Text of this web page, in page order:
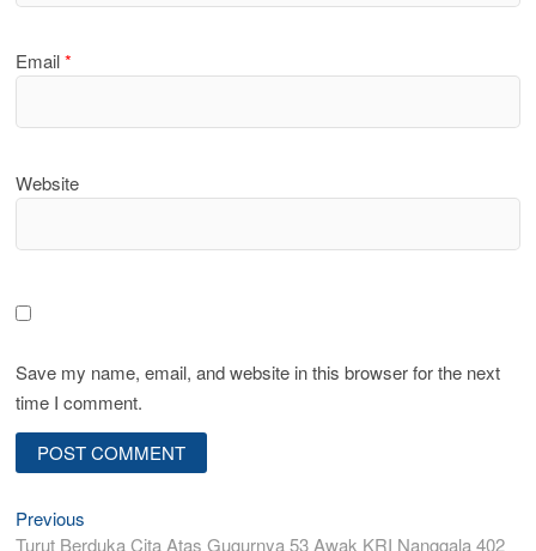
Email*
Website
Save my name, email, and website in this browser for the next
time I comment.
Post
Previous
post:
Turut Berduka Cita Atas Gugurnya 53 Awak KRI Nanggala 402